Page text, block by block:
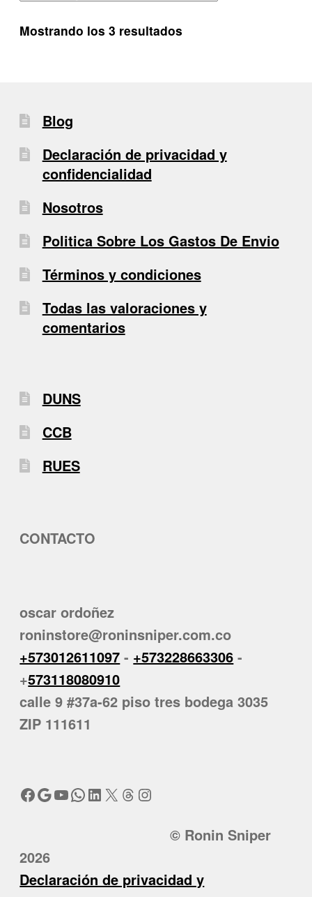
Mostrando los 3 resultados
Blog
Declaración de privacidad y
confidencialidad
Nosotros
Politica Sobre Los Gastos De Envio
Términos y condiciones
Todas las valoraciones y
comentarios
DUNS
CCB
RUES
CONTACTO
oscar ordoñez
roninstore@roninsniper.com.co
+573012611097 - +573228663306 -
+573118080910
calle 9 #37a-62 piso tres bodega 3035
ZIP 111611
Facebook
Google
YouTube
WhatsApp
LinkedIn
X Threads
Instagram
© Ronin Sniper
2026
Declaración de privacidad y